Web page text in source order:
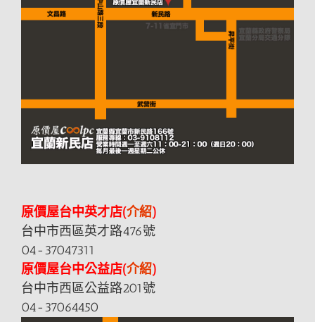
原價屋台中英才店(介紹)
台中市西區英才路476號
04-37047311
原價屋台中公益店(介紹)
台中市西區公益路201號
04-37064450